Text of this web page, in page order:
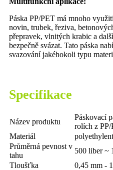
Páska PP/PET má mnoho
novin, trubek, řeziva,
přepravek, vlnitých krabic a
bezpečně svázat. Tato páska
svazování jakéhokoli typu
Specifikace
Název produktu
Páskovací
rolích z
Materiál
Průměrná pevnost v
tahu
500 liber ~
Tloušťka
0,45 mm -